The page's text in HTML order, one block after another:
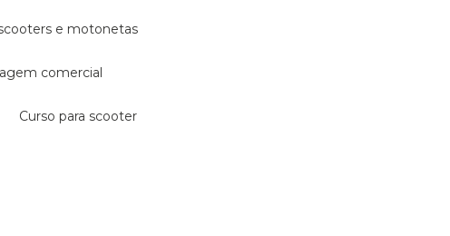
scooters e motonetas
comercial
curso para scooter